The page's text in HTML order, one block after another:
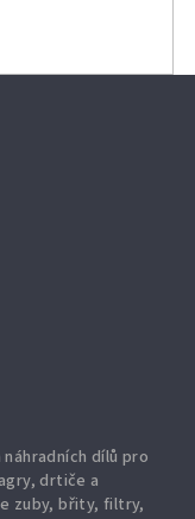
dílů pro
drtiče a
zuby,břity,filtry,